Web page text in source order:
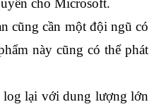
cho Microsoft.
cũng cần một đội ngũ có
này cũng có thể phát
lại với dung lượng lớn